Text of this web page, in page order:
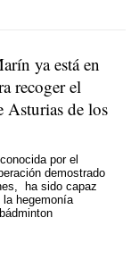
ya está en
recoger el
Asturias de los
por el
demostrado
ha sido capaz
la hegemonía